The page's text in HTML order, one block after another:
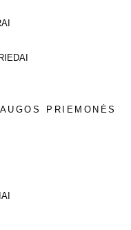
PRIEMONĖS